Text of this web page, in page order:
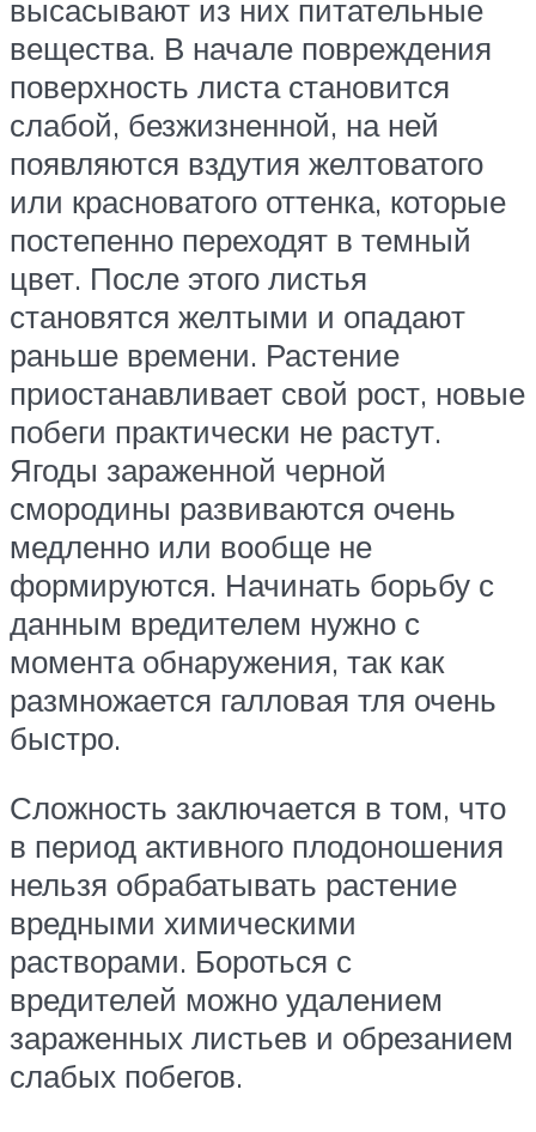
высасывают из них питательные
вещества. В начале повреждения
поверхность листа становится
слабой, безжизненной, на ней
появляются вздутия желтоватого
или красноватого оттенка, которые
постепенно переходят в темный
цвет. После этого листья
становятся желтыми и опадают
раньше времени. Растение
приостанавливает свой рост, новые
побеги практически не растут.
Ягоды зараженной черной
смородины развиваются очень
медленно или вообще не
формируются. Начинать борьбу с
данным вредителем нужно с
момента обнаружения, так как
размножается галловая тля очень
быстро.
Сложность заключается в том, что
в период активного плодоношения
нельзя обрабатывать растение
вредными химическими
растворами. Бороться с
вредителей можно удалением
зараженных листьев и обрезанием
слабых побегов.